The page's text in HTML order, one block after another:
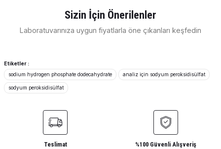
Görüş ve önerileriniz için teşekkür ederiz.
Ürün resmi kalitesiz, bozuk veya görüntülenemiyor.
Ürün bilgilerinde hatalar bulunuyor.
Ürün fiyatı diğer sitelerden daha pahalı.
Bu ürüne benzer farklı alternatifler olmalı.
Sizin İçin Önerilenler
Laboratuvarınıza uygun fiyatlarla öne çıkanları keşfedin
Merck Phosphate Test
Merck Zinc Standard Concentrate Sol. Titrisol®
Etiketler :
sodium hydrogen phosphate dodecahydrate
analiz için sodyum peroksidisülfat
sodyum peroksidisülfat
Teslimat
%100 Güvenli Alışveriş